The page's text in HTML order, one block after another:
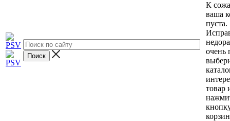
К
ваша
пуста.
очень
товар